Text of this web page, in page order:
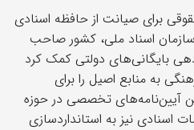
برای صیانت از حافظه اسنادی
اسناد ملی، کشور صاحب
بایگانی‌های دولتی کمک کرد
به منابع اصیل را برای
آیین‌نامه‌های تخصصی در حوزه
اسنادی نیز به استانداردسازی